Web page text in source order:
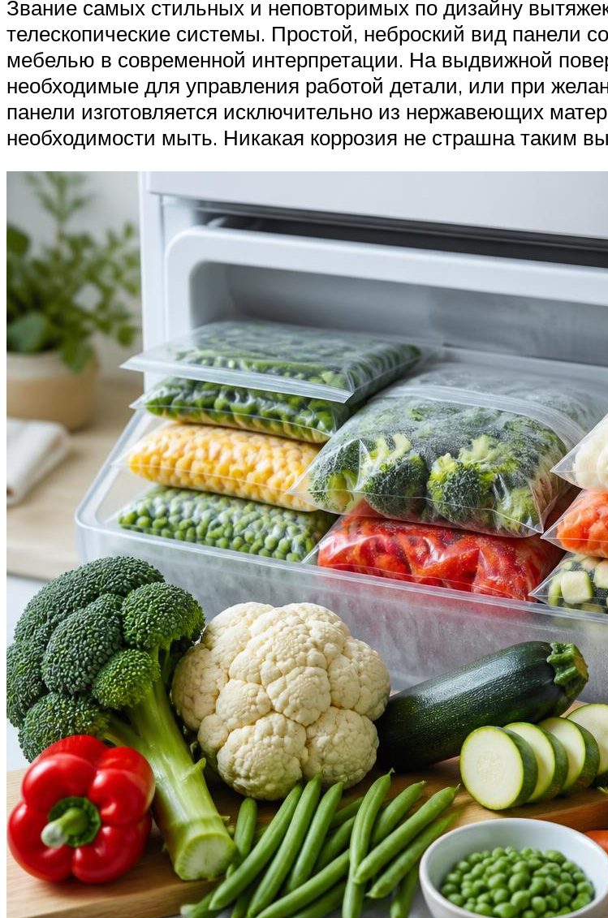
Звание самых стильных и неповторимых по дизайну
телескопические системы. Простой, неброский вид панели
мебелью в современной интерпретации. На выдвижной
необходимые для управления работой детали, или при
панели изготовляется исключительно из нержавеющих
необходимости мыть. Никакая коррозия не страшна таким